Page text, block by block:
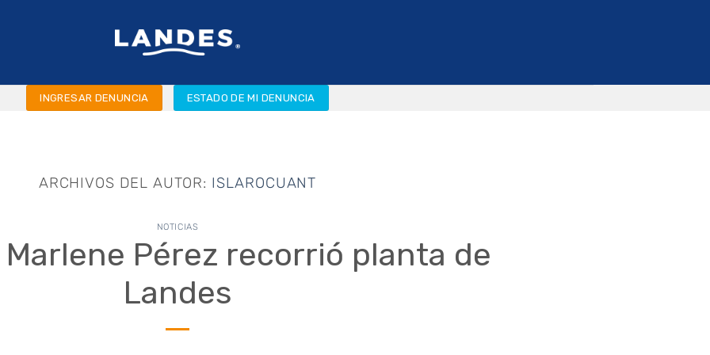
INGRESAR DENUNCIA ESTADO DE MI DENUNCIA
ARCHIVOS DEL AUTOR: ISLAROCUANT
NOTICIAS
Pérez recorrió planta de
Landes